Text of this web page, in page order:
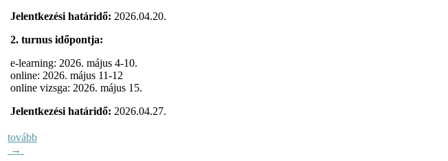
Jelentkezési határidő: 2026.04.20.
2. turnus időpontja:
e-learning: 2026. május 4-10.
online: 2026. május 11-12
online vizsga: 2026. május 15.
Jelentkezési határidő: 2026.04.27.
tovább
→